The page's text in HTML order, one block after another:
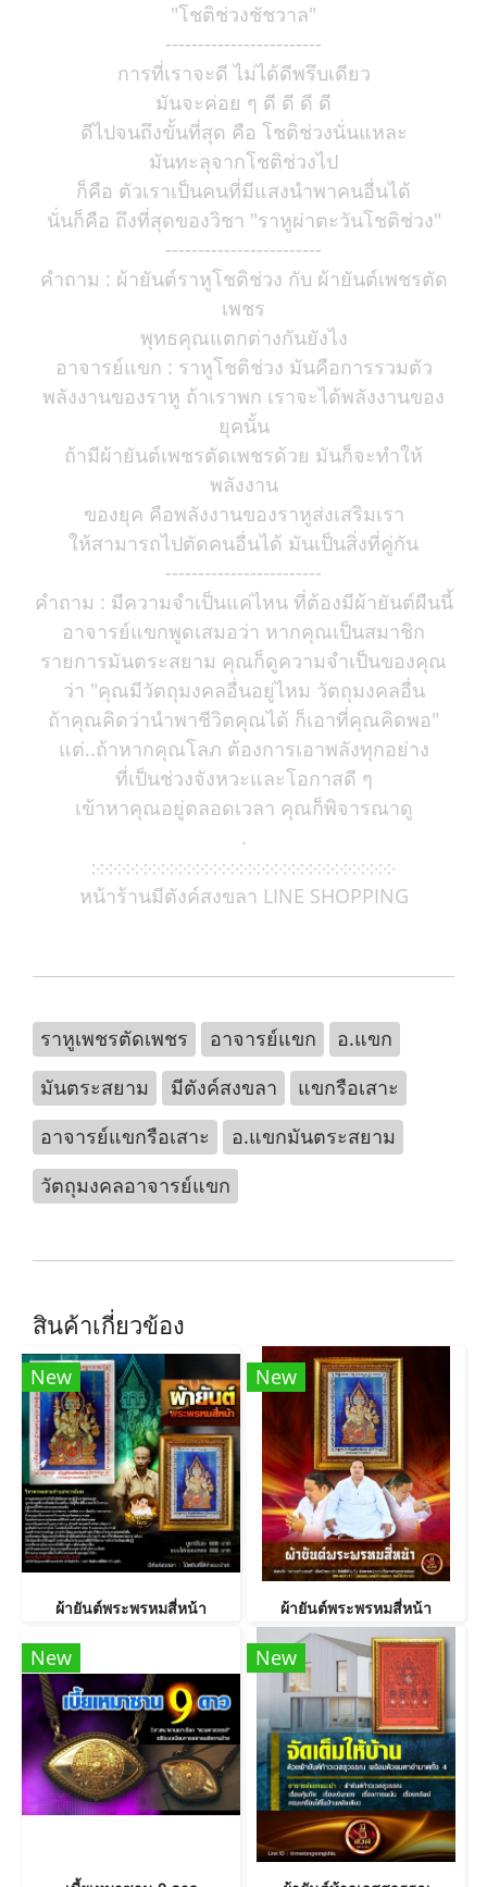
"โชติช่วงชัชวาล"
------------------------
การที่เราจะดี ไม่ได้ดีพรึบเดียว
มันจะค่อย ๆ ดี ดี ดี ดี
ดีไปจนถึงขั้นที่สุด คือ โชติช่วงนั่นแหละ
มันทะลุจากโชติช่วงไป
ก็คือ ตัวเราเป็นคนที่มีแสงนำพาคนอื่นได้
นั่นก็คือ ถึงที่สุดของวิชา "ราหูผ่าตะวันโชติช่วง"
------------------------
คำถาม : ผ้ายันต์ราหูโชติช่วง กับ ผ้ายันต์เพชรตัด
เพชร
พุทธคุณแตกต่างกันยังไง
อาจารย์แขก : ราหูโชติช่วง มันคือการรวมตัว
พลังงานของราหู ถ้าเราพก เราจะได้พลังงานของ
ยุคนั้น
ถ้ามีผ้ายันต์เพชรตัดเพชรด้วย มันก็จะทำให้
พลังงาน
ของยุค คือพลังงานของราหูส่งเสริมเรา
ให้สามารถไปตัดคนอื่นได้ มันเป็นสิ่งที่คู่กัน
------------------------
คำถาม : มีความจำเป็นแค่ไหน ที่ต้องมีผ้ายันต์ผืนนี้
อาจารย์แขกพูดเสมอว่า หากคุณเป็นสมาชิก
รายการมันตระสยาม คุณก็ดูความจำเป็นของคุณ
ว่า "คุณมีวัตถุมงคลอื่นอยู่ไหม วัตถุมงคลอื่น
ถ้าคุณคิดว่านำพาชีวิตคุณได้ ก็เอาที่คุณคิดพอ"
แต่..ถ้าหากคุณโลภ ต้องการเอาพลังทุกอย่าง
ที่เป็นช่วงจังหวะและโอกาสดี ๆ
เข้าหาคุณอยู่ตลอดเวลา คุณก็พิจารณาดู
.
჻჻჻჻჻჻჻჻჻჻჻჻჻჻჻჻჻჻჻჻჻჻჻჻჻჻჻჻჻჻჻჻჻჻჻
หน้าร้านมีตังค์สงขลา LINE SHOPPING
ราหูเพชรตัดเพชร อาจารย์แขก
อ.แขก
มันตระสยาม
มีตังค์สงขลา
แขกรือเสาะ
อาจารย์แขกรือเสาะ
อ.แขกมันตระสยาม
วัตถุมงคลอาจารย์แขก
สินค้าเกี่ยวข้อง
New
ผ้ายันต์พระพรหมสี่หน้า
New
ผ้ายันต์พระพรหมสี่หน้า
New New